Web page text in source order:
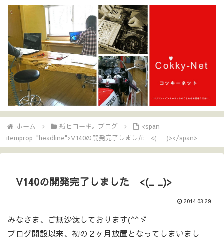
ホーム 紙ヒコーキ。ブログ
<span
itemprop="headline">V140の開発完了しました <(_ _)></span>
V140の開発完了しました <(_ _)>
2014.03.29
みなさま、ご無沙汰しております(^^ゞ
ブログ開設以来、初の２ヶ月放置となってしまいまし